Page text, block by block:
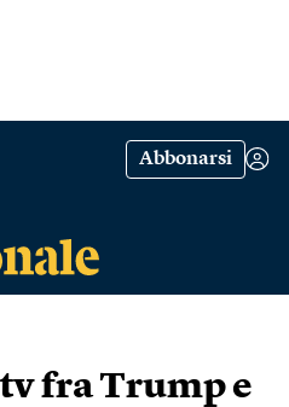
Abbonarsi
fra Trump e